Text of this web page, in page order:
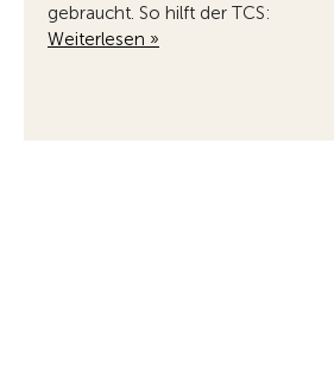
gebraucht. So hilft der TCS:
Weiterlesen »